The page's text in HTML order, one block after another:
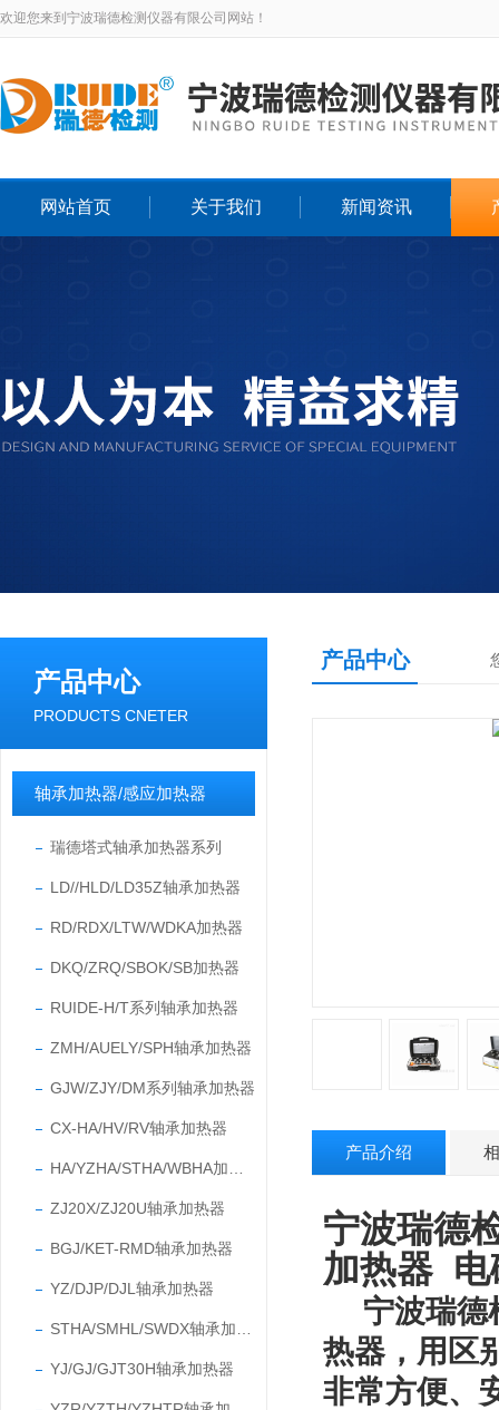
欢迎您来到宁波瑞德检测仪器有限公司网站！
网站首页 关于我们 新闻资讯
产品中心
PRODUCTS CNETER
轴承加热器/感应加热器
瑞德塔式轴承加热器系列
LD//HLD/LD35Z轴承加热器
RD/RDX/LTW/WDKA加热器
DKQ/ZRQ/SBOK/SB加热器
RUIDE-H/T系列轴承加热器
ZMH/AUELY/SPH轴承加热器
GJW/ZJY/DM系列轴承加热器
CX-HA/HV/RV轴承加热器
ZJ20X/ZJ20U轴承加热器
BGJ/KET-RMD轴承加热器
YZ/DJP/DJL轴承加热器
YJ/GJ/GJT30H轴承加热器
产品中心
产品介绍
宁波瑞德
加热器 电
宁波瑞德
热器，用区
非常方便、